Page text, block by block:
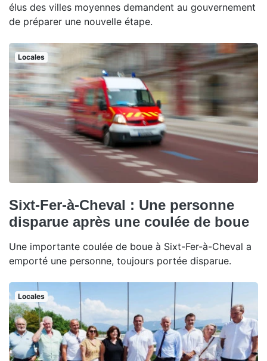
élus des villes moyennes demandent au gouvernement
de préparer une nouvelle étape.
Locales
Sixt-Fer-à-Cheval : Une personne
disparue après une coulée de boue
Une importante coulée de boue à Sixt-Fer-à-Cheval a
emporté une personne, toujours portée disparue.
Locales